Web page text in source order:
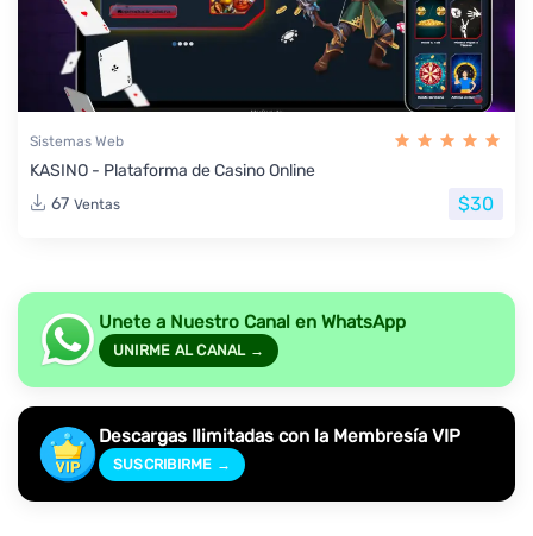
Sistemas Web
KASINO - Plataforma de Casino Online
67 Ventas $30
Unete a Nuestro Canal en WhatsApp
UNIRME AL CANAL →
Descargas Ilimitadas con la Membresía VIP
SUSCRIBIRME →